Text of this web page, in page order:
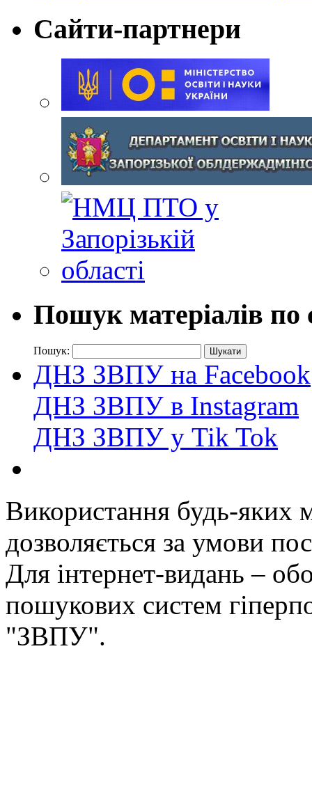
Сайти-партнери
Пошук матеріалів по
Пошук:
ДНЗ ЗВПУ на Facebook
ДНЗ ЗВПУ в Instagram
ДНЗ ЗВПУ у Tik Tok
Використання будь-яких
дозволяється за умови
Для інтернет-видань –
пошукових систем
"ЗВПУ".